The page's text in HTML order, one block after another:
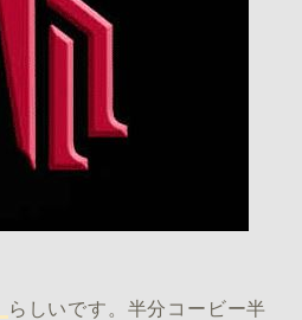
らしいです。半分コービー半